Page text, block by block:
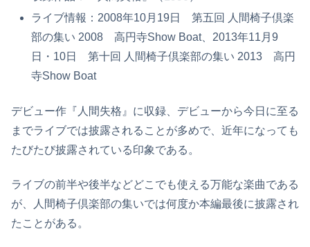
ライブ情報：2008年10月19日 第五回 人間椅子倶楽
部の集い 2008 高円寺Show Boat、2013年11月9
日・10日 第十回 人間椅子倶楽部の集い 2013 高円
寺Show Boat
デビュー作『人間失格』に収録、デビューから今日に至る
までライブでは披露されることが多めで、近年になっても
たびたび披露されている印象である。
ライブの前半や後半などどこでも使える万能な楽曲である
が、人間椅子倶楽部の集いでは何度か本編最後に披露され
たことがある。